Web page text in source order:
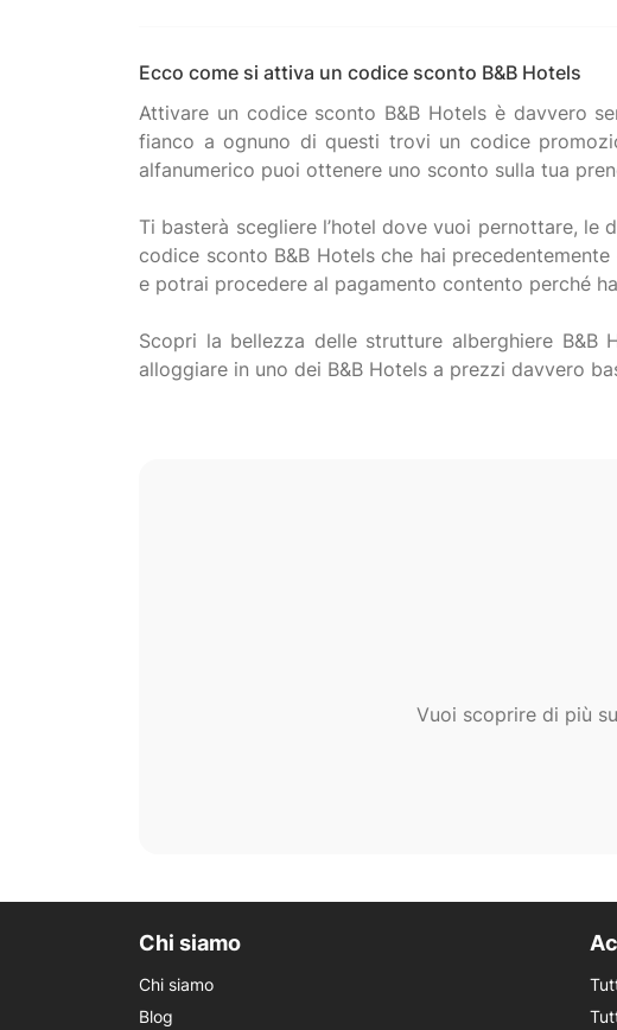
Ecco come si attiva un codice sconto B&B Hotels
Attivare un codice sconto B&B Hotels è davvero
fianco a ognuno di questi trovi un codice
alfanumerico puoi ottenere uno sconto sulla tua
Ti basterà scegliere l’hotel dove vuoi pernottare,
codice sconto B&B Hotels che hai
e potrai procedere al pagamento contento perché
Scopri la bellezza delle strutture alberghiere
Vuoi scoprire di più
Chi siamo
Chi siamo
Blog